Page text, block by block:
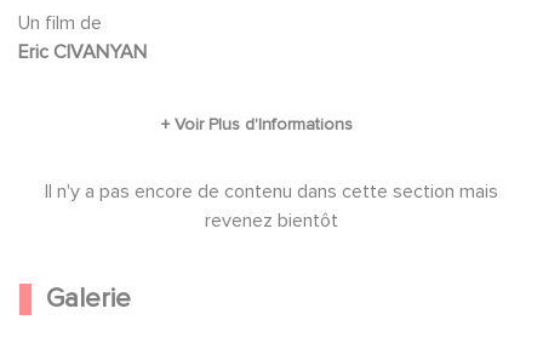
Valentin une jeune Baronne ( Mélanie Doutey ).
Valentin, par défi, va tout entreprendre pour la
autres, ne vaut pas la peine d'être aimée.
Un film de
Eric CIVANYAN
Il n'y a pas encore de contenu dans cette section mais
revenez bientôt
Galerie